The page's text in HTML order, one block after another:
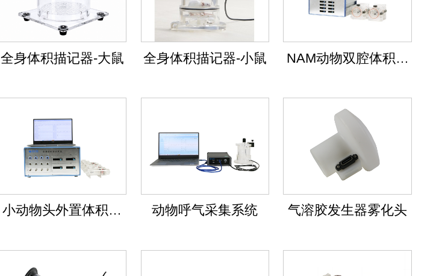
全身体积描记器-大鼠 全身体积描记器-小鼠
NAM动物双腔体积描
小动物头外置体积描
动物呼气采集系统 气溶胶发生器雾化头